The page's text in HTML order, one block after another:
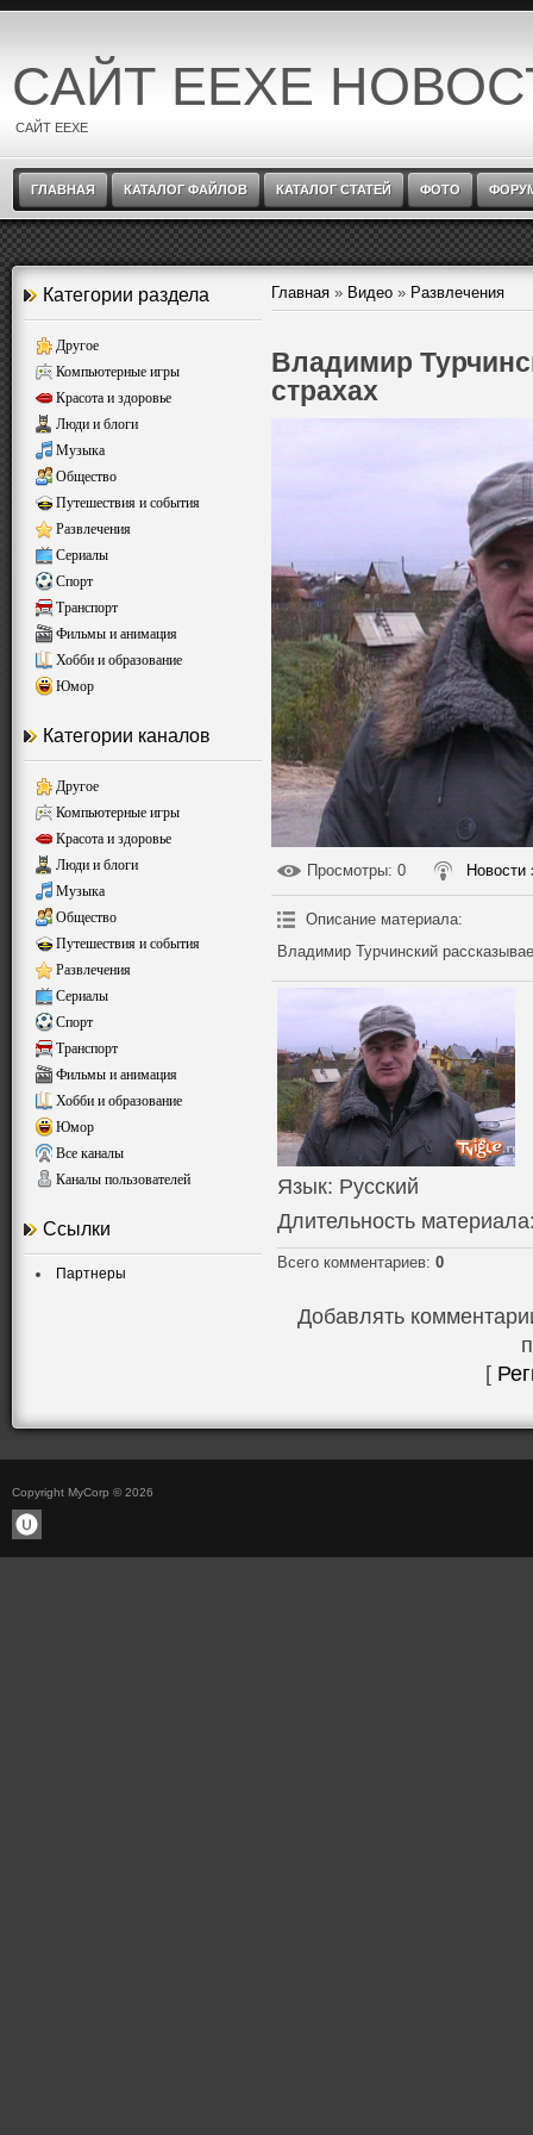
САЙТ EEXE
САЙТ EEXE
ГЛАВНАЯ КАТАЛОГ ФАЙЛОВ КАТАЛОГ СТАТЕЙ ФОТО
Категории раздела
Другое
Компьютерные игры
Красота и здоровье
Люди и блоги
Музыка
Общество
Путешествия и события
Развлечения
Сериалы
Спорт
Транспорт
Фильмы и анимация
Хобби и образование
Юмор
Категории каналов
Другое
Компьютерные игры
Красота и здоровье
Люди и блоги
Музыка
Общество
Путешествия и события
Развлечения
Сериалы
Спорт
Транспорт
Фильмы и анимация
Хобби и образование
Юмор
Все каналы
Каналы пользователей
Ссылки
Партнеры
Главная » Видео » Развлечения
Владимир
страхах
Просмотры: 0 Новости
Описание материала:
Владимир Турчинский
Язык: Русский
Длительность материала
Всего комментариев: 0
Добавлять
[
Copyright MyCorp © 2026